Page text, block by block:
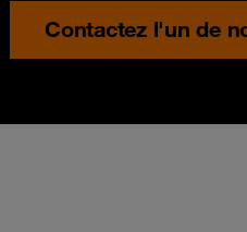
Contactez l'un de